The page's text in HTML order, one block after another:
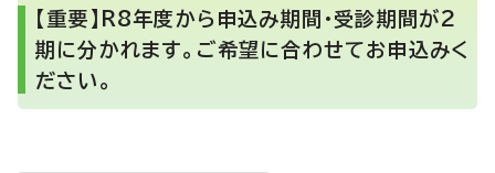
【重要】R8年度から申込み期間・受診期間が2
期に分かれます。ご希望に合わせてお申込みく
ださい。